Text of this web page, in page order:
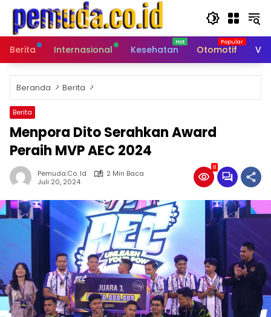
Langsung
konten
Berita
Internasional Kesehatan Otomotif
Beranda Berita
Berita
Menpora Dito Serahkan Award
Peraih MVP AEC 2024
Pemuda.co. Id
2 Min Baca
Juli 20, 2024
8